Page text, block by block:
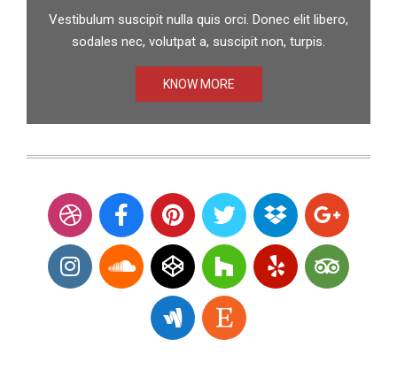
Vestibulum suscipit nulla quis orci. Donec elit libero,
sodales nec, volutpat a, suscipit non, turpis.
KNOW MORE